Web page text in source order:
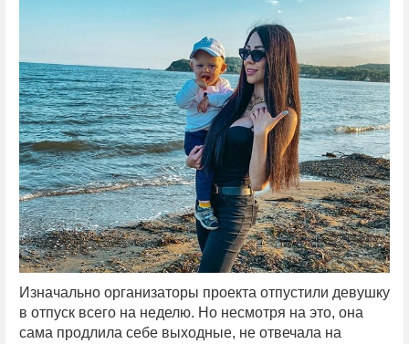
Изначально организаторы проекта отпустили девушку
в отпуск всего на неделю. Но несмотря на это, она
сама продлила себе выходные, не отвечала на